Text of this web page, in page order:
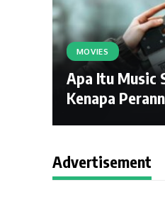
MOVIES
Apa Itu Music
Kenapa
Advertisement